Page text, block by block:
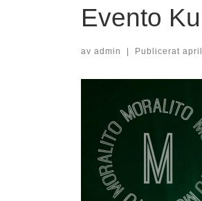
Evento
av admin Publicerat